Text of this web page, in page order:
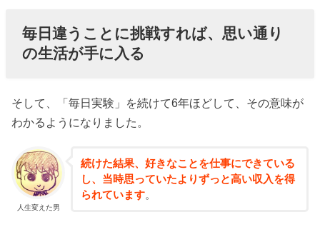
毎日違うことに挑戦すれば、思い通り
の生活が手に入る
そして、「毎日実験」を続けて6年ほどして、その意味が
わかるようになりました。
人生変えた男
続けた結果、好きなことを仕事にできている
し、当時思っていたよりずっと高い収入を得
られています。